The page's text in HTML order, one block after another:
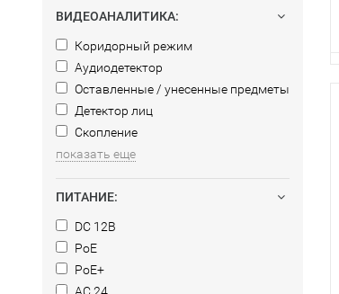
ВИДЕОАНАЛИТИКА:
Коридорный режим
Аудиодетектор
Оставленные / унесенные предметы
Детектор лиц
Скопление
показать еще
ПИТАНИЕ:
DC 12В
PoE
PoE+